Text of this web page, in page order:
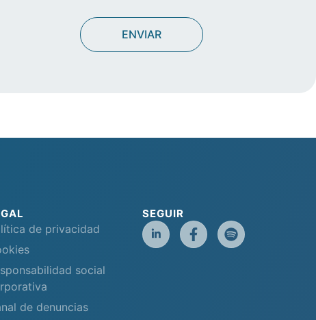
de privacidad
social
de denuncias
SEGUIR